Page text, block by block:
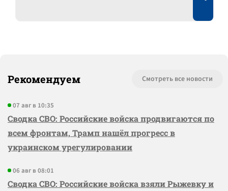
Рекомендуем Смотреть все новости
07 авг в 10:35
Сводка СВО: Российские войска продвигаются по
всем фронтам, Трамп нашёл прогресс в
украинском урегулировании
06 авг в 08:01
Сводка СВО: Российские войска взяли Рыжевку и